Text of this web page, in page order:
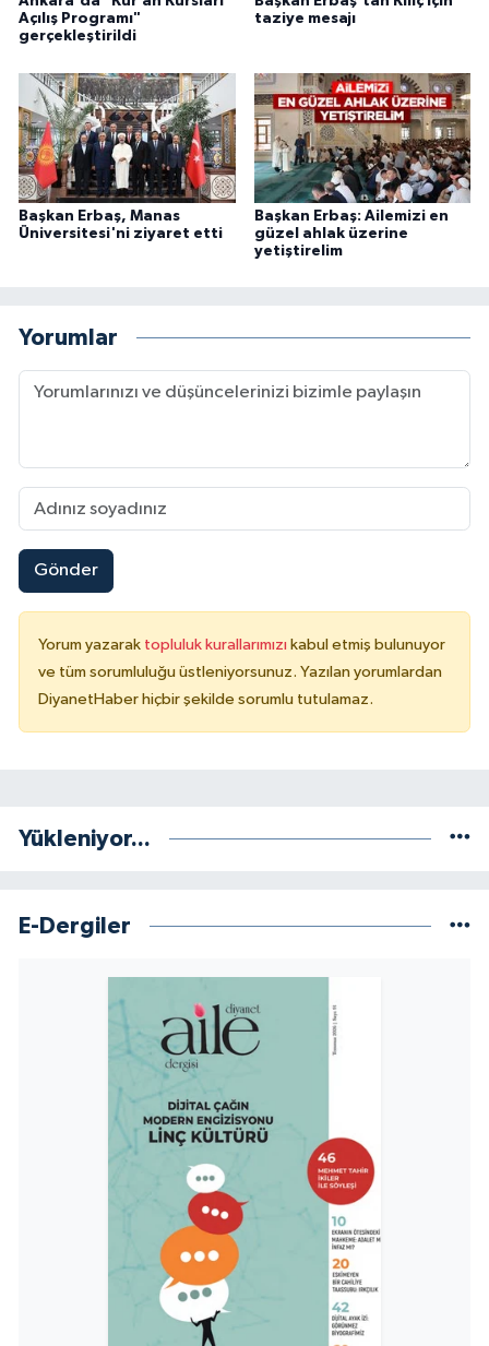
Açılış Programı"
gerçekleştirildi
taziye mesajı
Başkan Erbaş, Manas
Üniversitesi'ni ziyaret etti
Başkan Erbaş: Ailemizi en
güzel ahlak üzerine
yetiştirelim
Yorumlar
Gönder
Yorum yazarak topluluk kurallarımızı kabul etmiş bulunuyor
ve tüm sorumluluğu üstleniyorsunuz. Yazılan yorumlardan
DiyanetHaber hiçbir şekilde sorumlu tutulamaz.
Yükleniyor...
E-Dergiler
Karaman Müftülüğü
Kars Müftülüğü
Kastamonu Müftülüğü
Kayseri Müftülüğü
Konya Müftülüğü
Kütahya Müftülüğü
Malatya Müftülüğü
Manisa Müftülüğü
Muş Müftülüğü
Nevşehir Müftülüğü
Niğde Müftülüğü
Ordu Müftülüğü
Osmaniye Müftülüğü
Rize Müftülüğü
Sakarya Müftülüğü
Samsun Müftülüğü